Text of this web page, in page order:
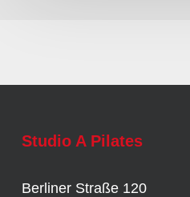
Studio A Pilates
Berliner Straße 120